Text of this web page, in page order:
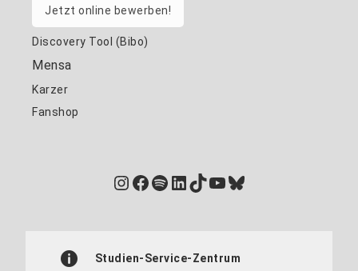
Jetzt online bewerben!
Discovery Tool (Bibo)
Mensa
Karzer
Fanshop
Instagram
Facebook
Spotify
LinkedIn
TikTok
YouTube
Bluesky
Studien-Service-Zentrum